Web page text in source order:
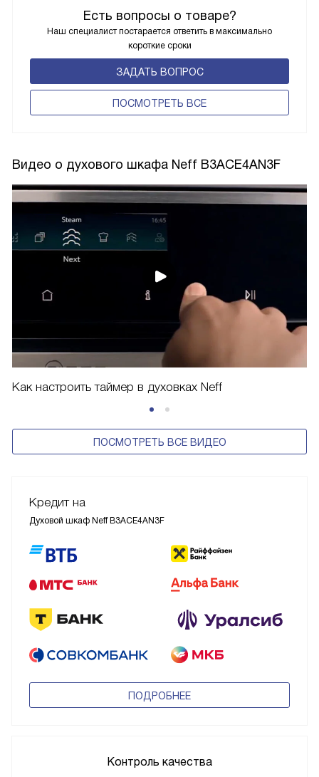
Есть вопросы о товаре?
Наш специалист постарается ответить в максимально
короткие сроки
ЗАДАТЬ ВОПРОС
ПОCМОТРЕТЬ ВСЕ
Видео о духового шкафа Neff B3ACE4AN3F
Как настроить таймер в духовках Neff
ПОСМОТРЕТЬ ВСЕ ВИДЕО
Кредит на
Духовой шкаф Neff B3ACE4AN3F
ПОДРОБНЕЕ
Контроль качества